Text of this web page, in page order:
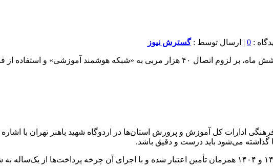
0 | ارسال توسط :گسترش نیوز
برای مقابله با «نسل بی‌هویت» تأکید کرد.
ادارات کل آموزش و پرورش استان‌ها در اردوگاه شهید باهنر تهران با
گذاشته می‌شود باید درست و دقیق باشد.